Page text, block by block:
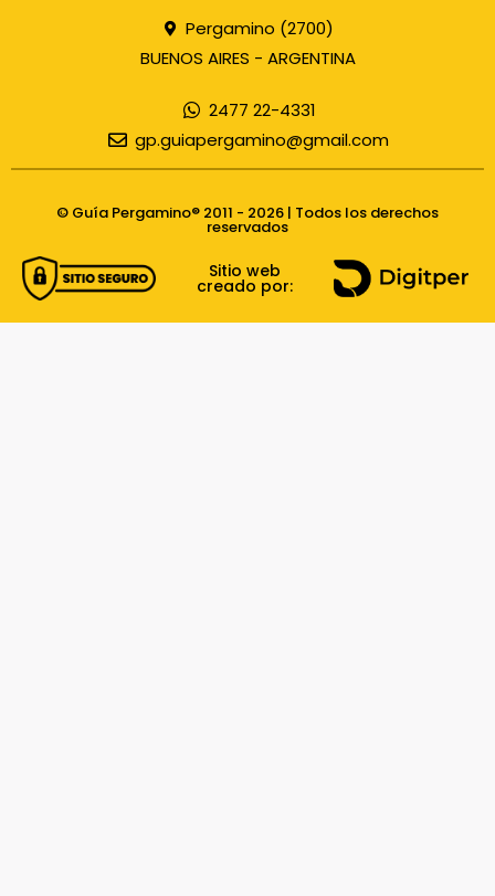
Pergamino (2700)
BUENOS AIRES - ARGENTINA
2477 22-4331
gp.guiapergamino@gmail.com
© Guía Pergamino® 2011 - 2026 | Todos los derechos
reservados
Sitio web
creado por: